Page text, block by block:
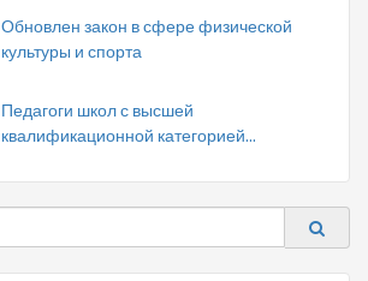
Обновлен закон в сфере физической
культуры и спорта
Педагоги школ с высшей
квалификационной категорией...